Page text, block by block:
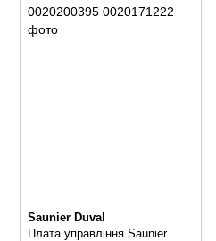
Saunier Duval
Плата управління Saunier